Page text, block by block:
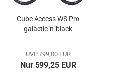
Cube Access WS Pro
galactic´n´black
UVP 799,00 EUR
Nur 599,25 EUR